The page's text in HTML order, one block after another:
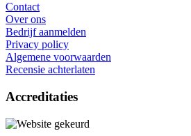
Contact
Over ons
Bedrijf aanmelden
Privacy policy
Algemene voorwaarden
Recensie achterlaten
Accreditaties